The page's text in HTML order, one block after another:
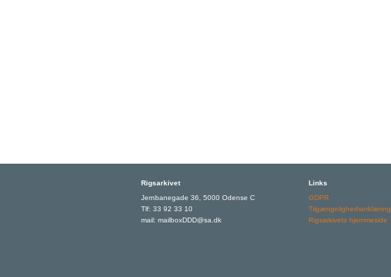
Rigsarkivet
Jernbanegade 36, 5000 Odense C
Tlf: 33 92 33 10
mail: mailboxDDD@sa.dk
Links
GDPR
Tilgængelighedserklæring
Rigsarkivets hjemmeside